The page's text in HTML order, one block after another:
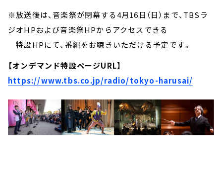
※放送後は、音楽祭が閉幕する4月16日（日）まで、TBSラ
ジオHPおよび音楽祭HPからアクセスできる
特設HPにて、番組をお聴きいただける予定です。
【オンデマンド特設ページURL】
https://www.tbs.co.jp/radio/tokyo-harusai/